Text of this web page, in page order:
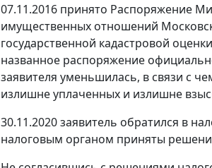
07.11.2016 принято Распоряжение
имущественных отношений
государственной кадастровой
названное распоряжение
заявителя уменьшилась, в связи с
излишне уплаченных и излишне
30.11.2020 заявитель обратился в
налоговым органом приняты